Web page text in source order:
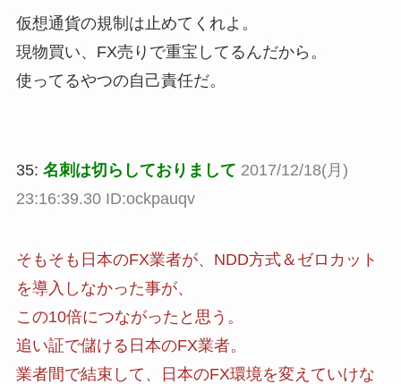
仮想通貨の規制は止めてくれよ。
現物買い、FX売りで重宝してるんだから。
使ってるやつの自己責任だ。
35: 名刺は切らしておりまして 2017/12/18(月)
23:16:39.30 ID:ockpauqv
そもそも日本のFX業者が、NDD方式＆ゼロカット
を導入しなかった事が、
この10倍につながったと思う。
追い証で儲ける日本のFX業者。
業者間で結束して、日本のFX環境を変えていけな